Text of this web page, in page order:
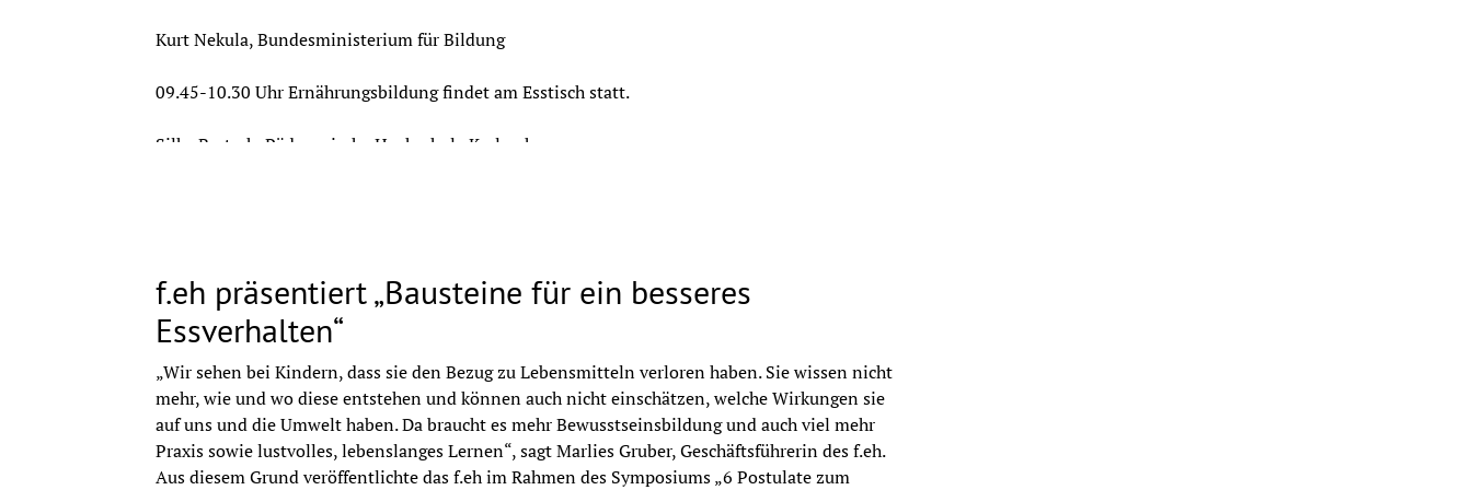
Kurt Nekula, Bundesministerium für Bildung
09.45-10.30 Uhr Ernährungsbildung findet am Esstisch statt.
Silke Bartsch, Pädagogische Hochschule Karlsruhe
11.00-11.20 Uhr Kaffeepause
Kirsten Schlegel-Matthies, Universtität Paderborn
11.50-12.30 Uhr Podiumsdiskussion: So viel und so wirr!
f.eh präsentiert „Bausteine für ein besseres
Essverhalten“
„Wir sehen bei Kindern, dass sie den Bezug zu Lebensmitteln verloren haben. Sie wissen nicht
mehr, wie und wo diese entstehen und können auch nicht einschätzen, welche Wirkungen sie
auf uns und die Umwelt haben. Da braucht es mehr Bewusstseinsbildung und auch viel mehr
Praxis sowie lustvolles, lebenslanges Lernen“, sagt Marlies Gruber, Geschäftsführerin des f.eh.
Aus diesem Grund veröffentlichte das f.eh im Rahmen des Symposiums „6 Postulate zum